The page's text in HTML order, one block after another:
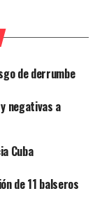
de derrumbe
negativas a
Cuba
de 11 balseros